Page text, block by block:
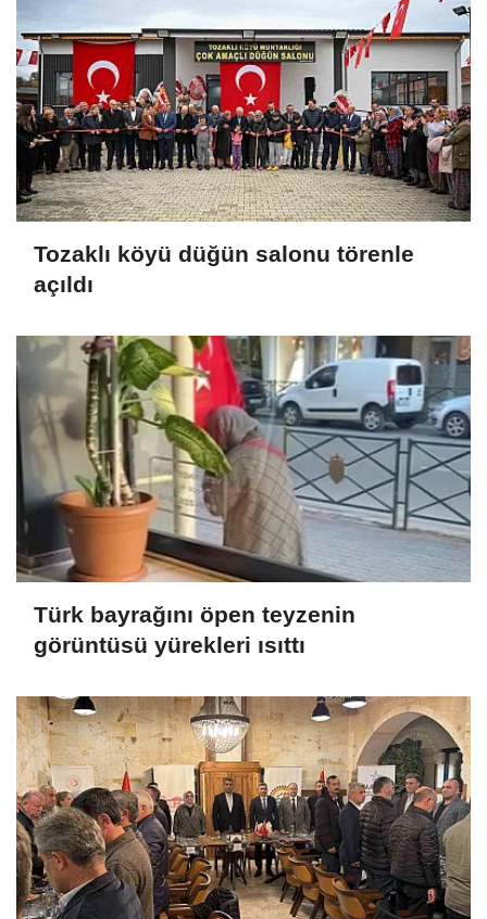
Tozaklı köyü düğün salonu törenle
açıldı
Türk bayrağını öpen teyzenin
görüntüsü yürekleri ısıttı